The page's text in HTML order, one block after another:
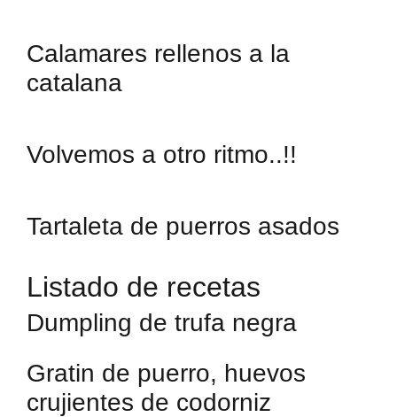
Calamares rellenos a la
catalana
Volvemos a otro ritmo..!!
Tartaleta de puerros asados
Listado de recetas
Dumpling de trufa negra
Gratin de puerro, huevos
crujientes de codorniz